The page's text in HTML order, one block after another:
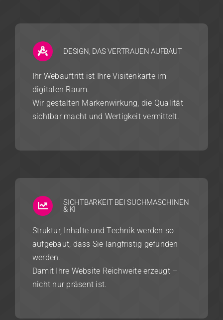
DESIGN, DAS VERTRAUEN AUFBAUT
Ihr Webauftritt ist Ihre Visitenkarte im
digitalen Raum.
Wir gestalten Markenwirkung, die Qualität
sichtbar macht und Wertigkeit vermittelt.
SICHTBARKEIT BEI SUCHMASCHINEN
& KI
Struktur, Inhalte und Technik werden so
aufgebaut, dass Sie langfristig gefunden
werden.
Damit Ihre Website Reichweite erzeugt –
nicht nur präsent ist.